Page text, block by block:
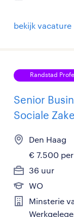
bekijk vacature
Randstad
Senior
Sociale
Den Haag
€ 7.500
36 uur
WO
Minsterie